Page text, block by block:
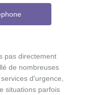
pas directement
de nombreuses
d'urgence,
situations parfois